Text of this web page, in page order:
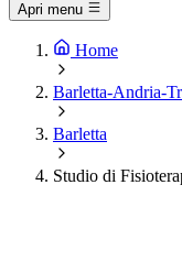
Apri menu
Home
Barletta-Andria-
Barletta
Studio di